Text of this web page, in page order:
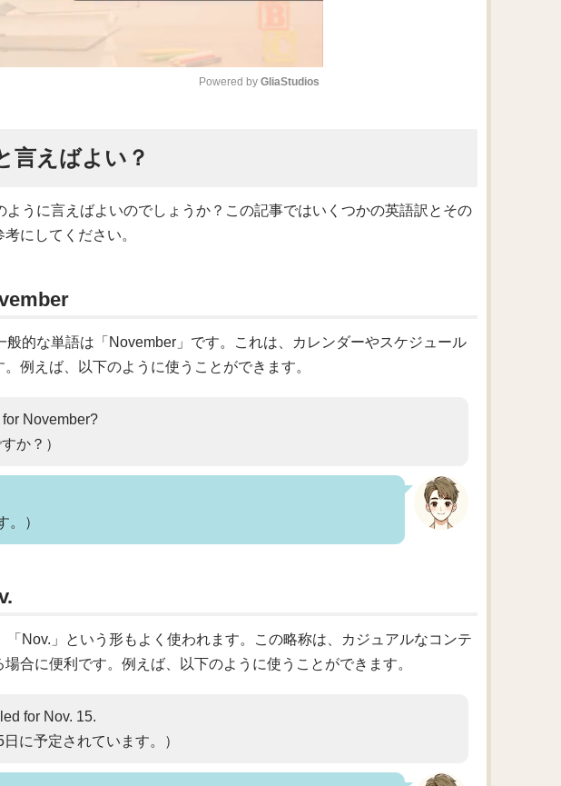
e
Powered by GliaStudios
言えばよい？
ように言えばよいのでしょうか？この記事ではいくつかの英語訳とその
にしてください。
般的な単語は「November」です。これは、カレンダーやスケジュール
例えば、以下のように使うことができます。
November?
か？）
。）
「Nov.」という形もよく使われます。この略称は、カジュアルなコンテ
合に便利です。例えば、以下のように使うことができます。
for Nov. 15.
に予定されています。）